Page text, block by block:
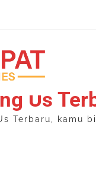
Us
Terbaru,